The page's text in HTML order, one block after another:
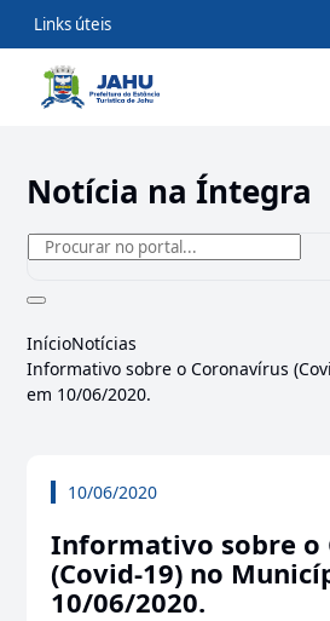
Links úteis
Notícia na Íntegra
InícioNotícias
Informativo sobre o Coronavírus
em 10/06/2020.
10/06/2020
Informativo sobre o
(Covid-19) no
10/06/2020.